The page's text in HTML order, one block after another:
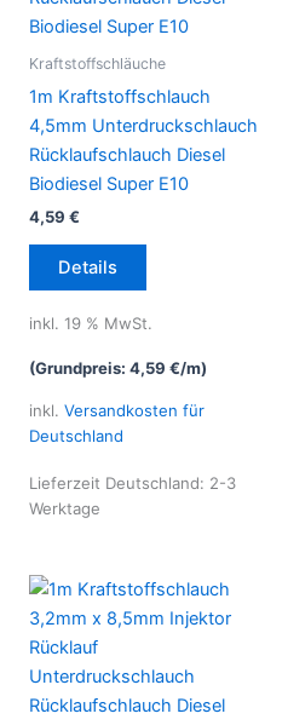
Kraftstoffschläuche
1m Kraftstoffschlauch
4,5mm Unterdruckschlauch
Rücklaufschlauch Diesel
Biodiesel Super E10
4,59 €
Details
inkl. 19 % MwSt.
(Grundpreis: 4,59 €/m)
inkl. Versandkosten für
Deutschland
Lieferzeit Deutschland: 2-3
Werktage